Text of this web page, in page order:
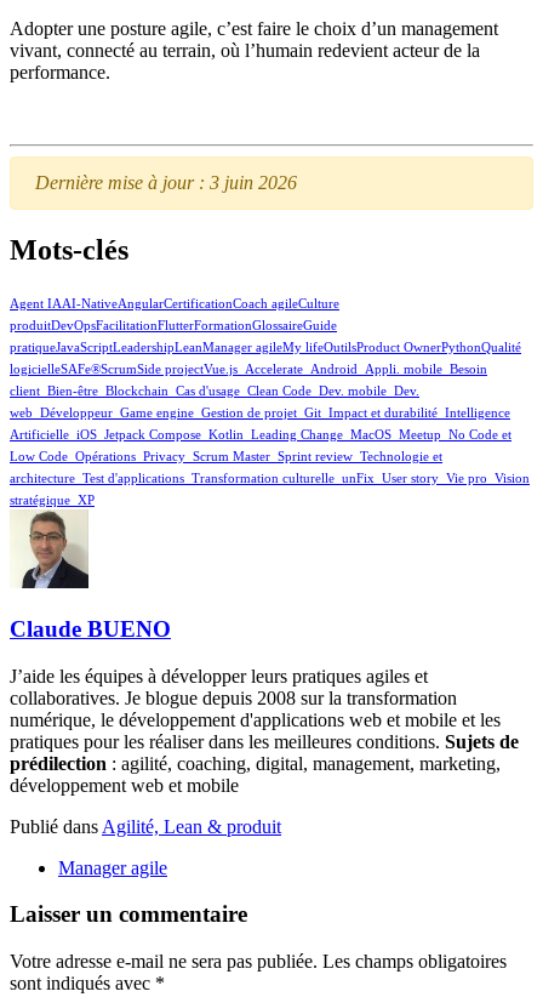
Adopter une posture agile, c’est faire le choix d’un management
vivant, connecté au terrain, où l’humain redevient acteur de la
performance.
Dernière mise à jour : 3 juin 2026
Mots-clés
Agent IAAI-NativeAngularCertificationCoach agileCulture
produitDevOpsFacilitationFlutterFormationGlossaireGuide
pratiqueJavaScriptLeadershipLeanManager agileMy lifeOutilsProduct OwnerPythonQualité
logicielleSAFe®ScrumSide projectVue.js _Accelerate _Android _Appli. mobile _Besoin
client _Bien-être _Blockchain _Cas d'usage _Clean Code _Dev. mobile _Dev.
web _Développeur _Game engine _Gestion de projet _Git _Impact et durabilité _Intelligence
Artificielle _iOS _Jetpack Compose _Kotlin _Leading Change _MacOS _Meetup _No Code et
Low Code _Opérations _Privacy _Scrum Master _Sprint review _Technologie et
architecture _Test d'applications _Transformation culturelle _unFix _User story _Vie pro _Vision
stratégique _XP
Claude BUENO
J’aide les équipes à développer leurs pratiques agiles et
collaboratives. Je blogue depuis 2008 sur la transformation
numérique, le développement d'applications web et mobile et les
pratiques pour les réaliser dans les meilleures conditions. Sujets de
prédilection : agilité, coaching, digital, management, marketing,
développement web et mobile
Publié dans Agilité, Lean & produit
Manager agile
Laisser un commentaire
Votre adresse e-mail ne sera pas publiée. Les champs obligatoires
sont indiqués avec *